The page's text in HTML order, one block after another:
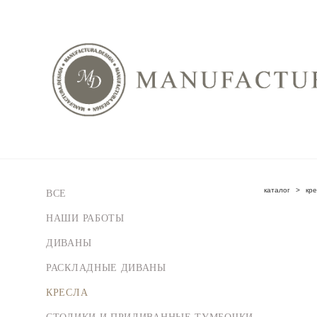
ВСЕ
НАШИ РАБОТЫ
ДИВАНЫ
РАСКЛАДНЫЕ ДИВАНЫ
КРЕСЛА
каталог >